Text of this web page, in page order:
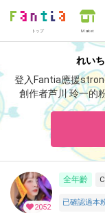
トップ Market
れい
登入Fantia應援
創作者芦川 玲一的
🐈‍⬛」等非
2052
全年齡
已確認過本